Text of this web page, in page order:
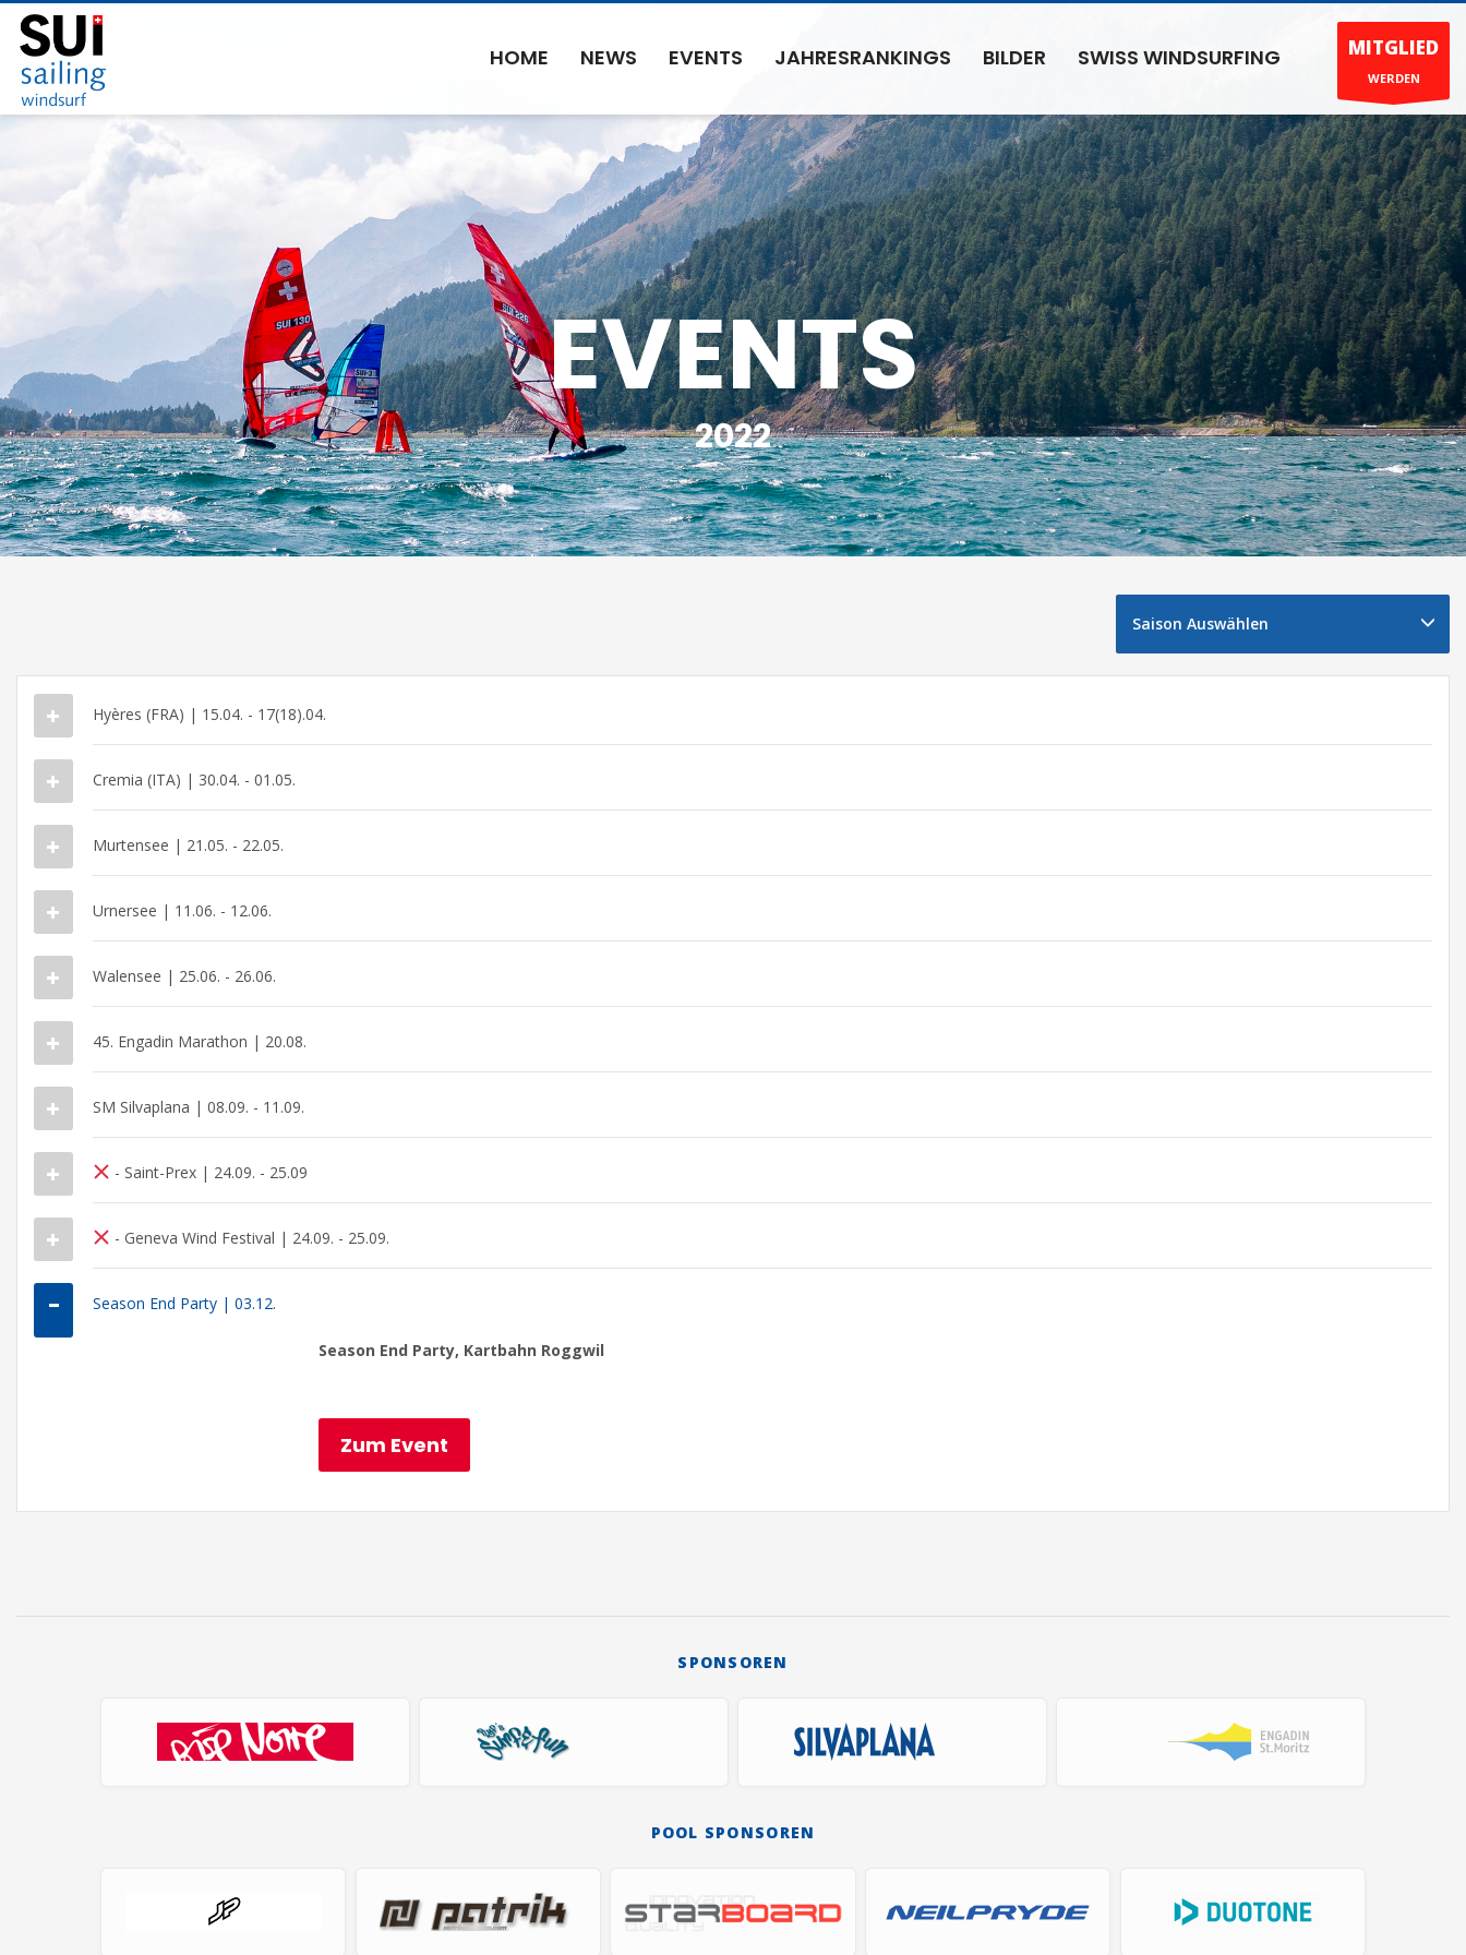
HOME NEWS EVENTS JAHRESRANKINGS BILDER SWISS WINDSURFING MITGLIED
WERDEN
EVENTS
2022
Saison Auswählen
Hyères (FRA) | 15.04. - 17(18).04.
Cremia (ITA) | 30.04. - 01.05.
Murtensee | 21.05. - 22.05.
Urnersee | 11.06. - 12.06.
Walensee | 25.06. - 26.06.
45. Engadin Marathon | 20.08.
SM Silvaplana | 08.09. - 11.09.
- Saint-Prex | 24.09. - 25.09
- Geneva Wind Festival | 24.09. - 25.09.
Season End Party | 03.12.
Season End Party, Kartbahn Roggwil
Zum Event
SPONSOREN
POOL SPONSOREN